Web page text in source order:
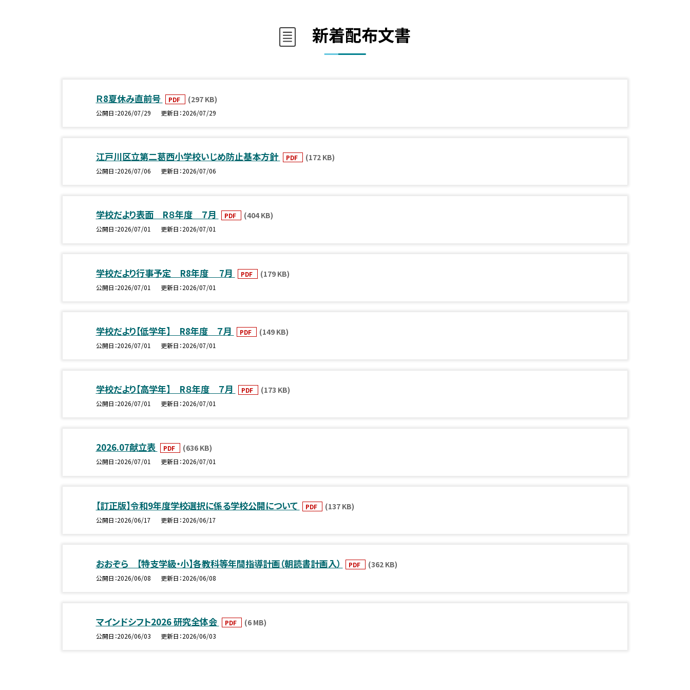
新着配布文書
Ｒ8夏休み直前号 PDF (297 KB)
公開日 2026/07/29 更新日 2026/07/29
江戸川区立第二葛西小学校いじめ防止基本方針 PDF (172 KB)
公開日 2026/07/06 更新日 2026/07/06
学校だより表面 R８年度 ７月 PDF (404 KB)
公開日 2026/07/01 更新日 2026/07/01
学校だより行事予定 R8年度 7月 PDF (179 KB)
公開日 2026/07/01 更新日 2026/07/01
学校だより【低学年】 R8年度 ７月 PDF (149 KB)
公開日 2026/07/01 更新日 2026/07/01
学校だより【高学年】 R８年度 ７月 PDF (173 KB)
公開日 2026/07/01 更新日 2026/07/01
2026.07献立表 PDF (636 KB)
公開日 2026/07/01 更新日 2026/07/01
【訂正版】令和9年度学校選択に係る学校公開について PDF (137 KB)
公開日 2026/06/17 更新日 2026/06/17
おおぞら 【特支学級・小】各教科等年間指導計画（朝読書計画入） PDF (362 KB)
公開日 2026/06/08 更新日 2026/06/08
マインドシフト2026 研究全体会 PDF (6 MB)
公開日 2026/06/03 更新日 2026/06/03